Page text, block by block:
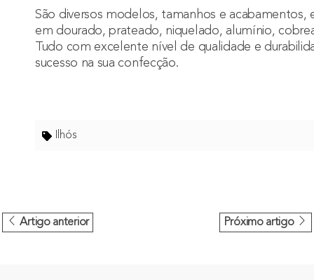
São diversos modelos, tamanhos e acabamentos,
em dourado, prateado, niquelado, alumínio,
Tudo com excelente nível de qualidade e
sucesso na sua confecção.
Ilhós
Artigo anterior Próximo artigo